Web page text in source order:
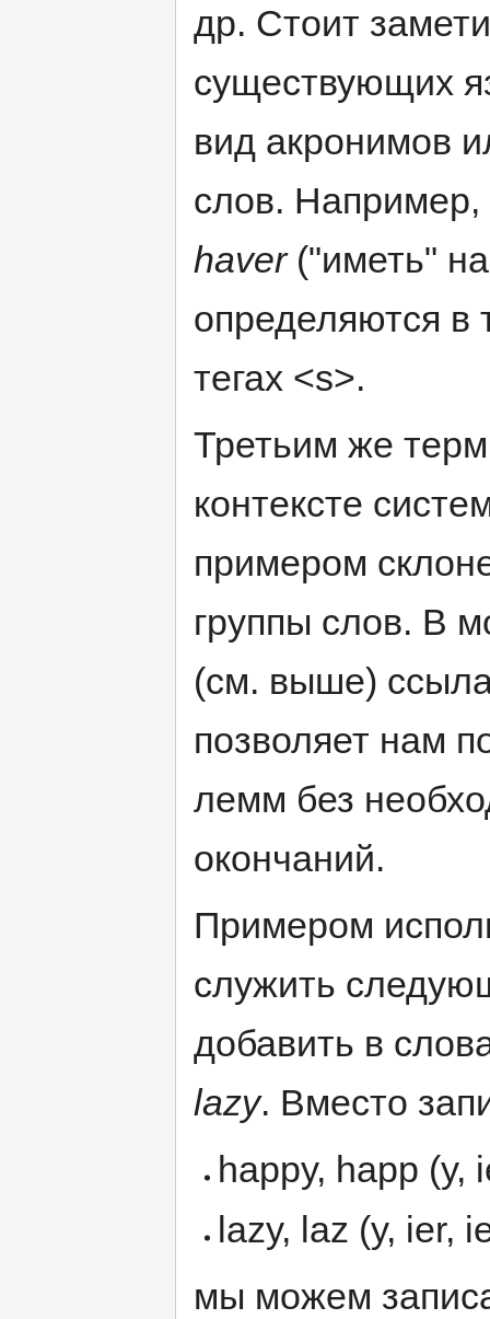
др. Стоит
существующих
вид акронимов
слов. Например,
haver("иметь"
определяются в
тегах <s>.
Третьим же
контексте
примером
группы слов. В
(см. выше)
позволяет нам
лемм без
окончаний.
Примером
служить
добавить в
lazy. Вместо
happy, happ (y,
lazy, laz (y, ier,
мы можем